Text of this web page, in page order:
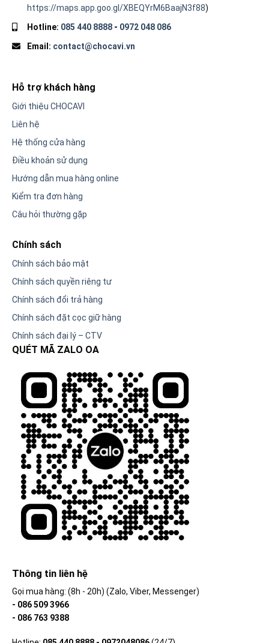
https://maps.app.goo.gl/XBEQYrM6BaajN3f88)
Hotline: 085 440 8888 - 0972 048 086
Email: contact@chocavi.vn
Hỗ trợ khách hàng
Giới thiệu CHOCAVI
Liên hệ
Hệ thống cửa hàng
Điều khoản sử dụng
Hướng dẫn mua hàng online
Kiểm tra đơn hàng
Câu hỏi thường gặp
Chính sách
Chính sách bảo mật
Chính sách quyền riêng tư
Chính sách đổi trả hàng
Chính sách đặt cọc giữ hàng
Chính sách đại lý – CTV
QUÉT MÃ ZALO OA
Thông tin liên hệ
Gọi mua hàng: (8h - 20h) (Zalo, Viber, Messenger)
- 086 509 3966
- 086 763 9388